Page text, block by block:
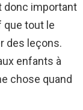
donc important
que tout le
des leçons.
enfants à
chose quand